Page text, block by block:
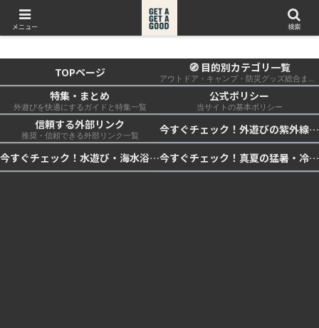
get a get a good
TOPページ 🧭 目的別カテゴリ一覧
アウトドア・キャンプ・防災グッズ総合まとめ
特集・まとめ
外遊びを快適にするガイドと特集一覧
公式ポリシー
当サイトの基本ポリシー
信頼する外部リンク
推奨・信頼できる外部リンク一覧
今すぐチェック！外遊びの紫外線対策・日差し快適化計画｜帽子・日傘・ウェア・日焼け止めを総まとめ☀️🏕️👓
今すぐチェック！水遊び・海水浴の快適化計画｜浮き輪・服装・日陰・安全対策を総まとめ🏖️🌊✨
今すぐチェック！真夏の猛暑・冷却・保冷快適化計画｜外遊び・キャンプ・車中泊の暑さ対策を総まとめ☀️🧊🏕️
メニュー 検索